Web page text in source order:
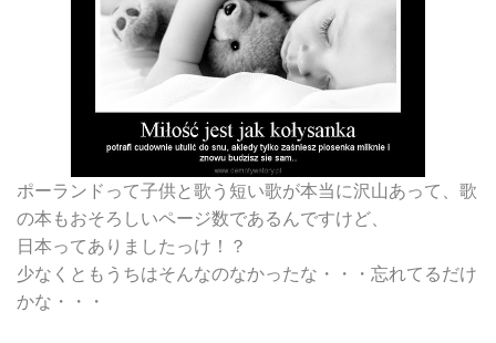
ポーランドって子供と歌う短い歌が本当に沢山あって、歌
の本もおそろしいページ数であるんですけど、
日本ってありましたっけ！？
少なくともうちはそんなのなかったな・・・忘れてるだけ
かな・・・